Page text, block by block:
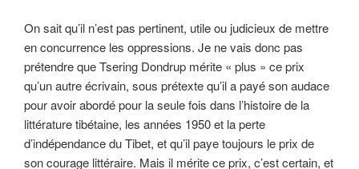
On sait qu’il n’est pas pertinent, utile ou judicieux de mettre
en concurrence les oppressions. Je ne vais donc pas
prétendre que Tsering Dondrup mérite « plus » ce prix
qu’un autre écrivain, sous prétexte qu’il a payé son audace
pour avoir abordé pour la seule fois dans l’histoire de la
littérature tibétaine, les années 1950 et la perte
d’indépendance du Tibet, et qu’il paye toujours le prix de
son courage littéraire. Mais il mérite ce prix, c’est certain, et